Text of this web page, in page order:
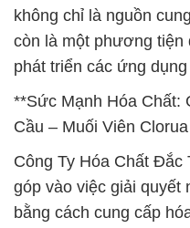
không chỉ là nguồn
còn là một phương
phát triển các ứng
**Sức Mạnh Hóa Chất:
Cầu – Muối Viên
Công Ty Hóa Chất Đắc
góp vào việc giải quyết
bằng cách cung cấp